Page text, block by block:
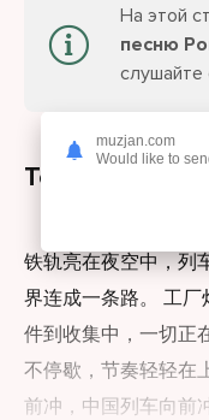
На этой
песню
слушайте
Текст песни
铁轨亮在夜空中，列
界连成一条路。 工
件到收集中，一切正
不停歇，节奏轻轻在
前冲，中国列车向前
muzjan.com
Would like to